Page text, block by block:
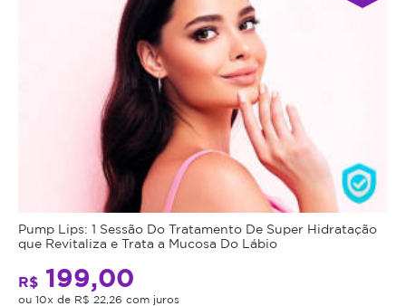
Pump Lips: 1 Sessão Do Tratamento De Super Hidratação
que Revitaliza e Trata a Mucosa Do Lábio
R$ 199,00
ou 10x de R$ 22,26 com juros